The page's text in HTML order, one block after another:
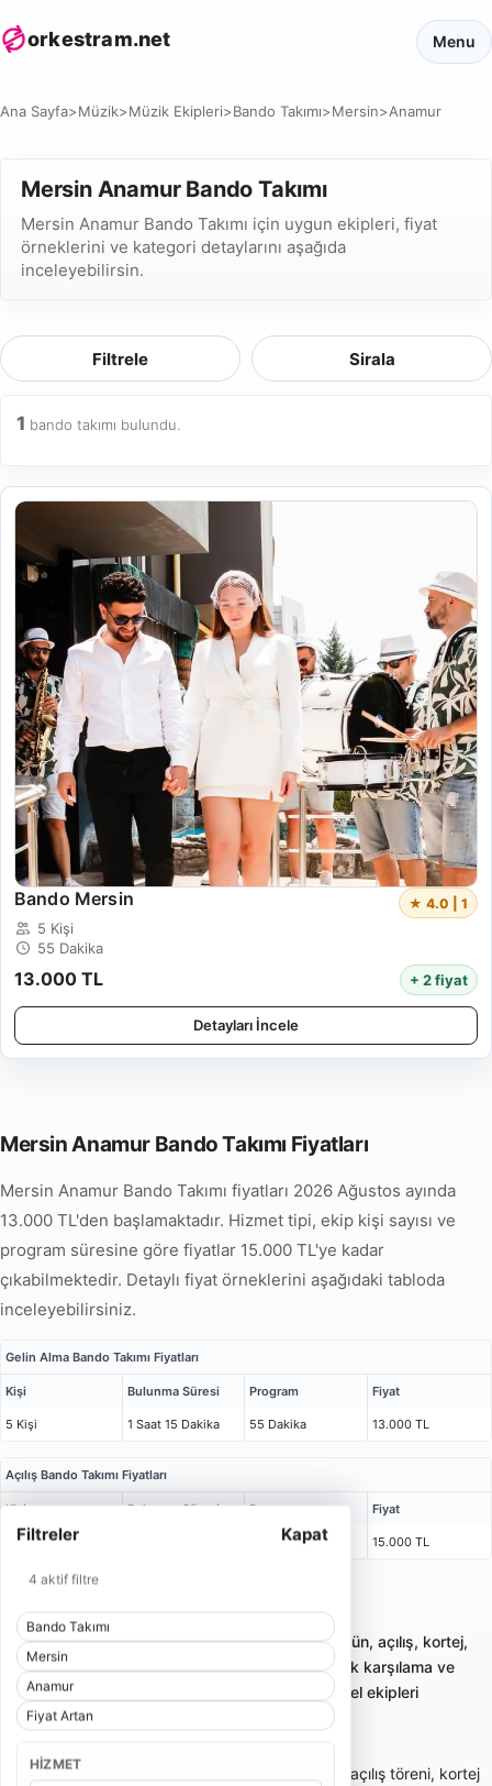
orkestram.net Menu
Ana Sayfa>Müzik>Müzik Ekipleri>Bando Takımı>Mersin>Anamur
Mersin Anamur Bando Takımı
Mersin Anamur Bando Takımı için uygun ekipleri, fiyat
örneklerini ve kategori detaylarını aşağıda
inceleyebilirsin.
Filtreler Kapat
4 aktif filtre
Bando Takımı
Mersin
Anamur
Fiyat Artan
HIZMET
Filtrele Sirala
1 bando takımı bulundu.
Bando Mersin ★ 4.0 | 1
5 Kişi
55 Dakika
13.000 TL + 2 fiyat
Detayları İncele
Mersin Anamur Bando Takımı Fiyatları
Mersin Anamur Bando Takımı fiyatları 2026 Ağustos ayında
13.000 TL'den başlamaktadır. Hizmet tipi, ekip kişi sayısı ve
program süresine göre fiyatlar 15.000 TL'ye kadar
çıkabilmektedir. Detaylı fiyat örneklerini aşağıdaki tabloda
inceleyebilirsiniz.
Gelin Alma Bando Takımı Fiyatları
Kişi Bulunma Süresi Program Fiyat
5 Kişi 1 Saat 15 Dakika 55 Dakika 13.000 TL
Açılış Bando Takımı Fiyatları
Kişi Bulunma Süresi Program Fiyat
5 Kişi 2 x 25 Dakika 15.000 TL
Bando takımı kiralama; gelin alma, düğün, açılış, kortej,
sünnet ve kurumsal etkinliklerde enerjik karşılama ve
yürüyüş performansı sunan profesyonel ekipleri
karşılaştırmayı sağlar.
Bando takımı; gelin alma, düğün girişi, açılış töreni, kortej